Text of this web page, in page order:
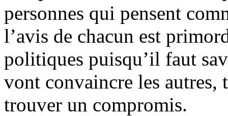
personnes qui pensent
l’avis de chacun est
politiques puisqu’il faut
vont convaincre les autres,
trouver un compromis.